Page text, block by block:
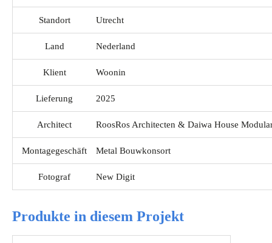
Standort Utrecht
Land Nederland
Klient Woonin
Lieferung 2025
Architect RoosRos Architecten & Daiwa House
Montagegeschäft Metal Bouwkonsort
Fotograf New Digit
Produkte in diesem Projekt